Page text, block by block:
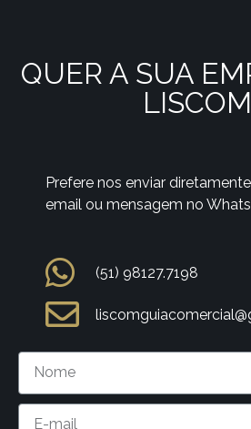
QUER A SUA
Prefere nos enviar
email ou mensagem no
(51) 98127.7198